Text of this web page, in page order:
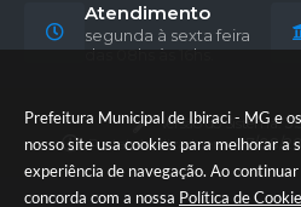
Prefeitura Municipal de Ibiraci - MG e
nosso site usa cookies para melhorar a
experiência de navegação. Ao
concorda com a nossa Política de
Atendimento
segunda à sexta feira
das 08hs às 16hs.
Versão do Sistema:
Portal atualizado em:07/08/